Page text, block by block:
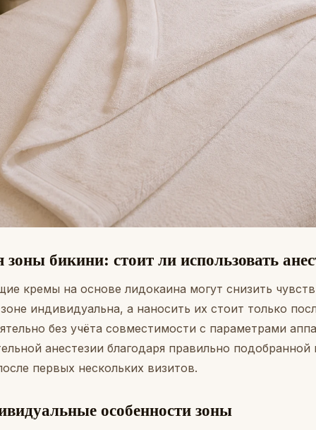
бикини: стоит ли использовать
кремы на основе лидокаина могут снизить
индивидуальна, а наносить их стоит только
без учёта совместимости с параметрами
анестезии благодаря правильно подобранной
первых нескольких визитов.
особенности зоны